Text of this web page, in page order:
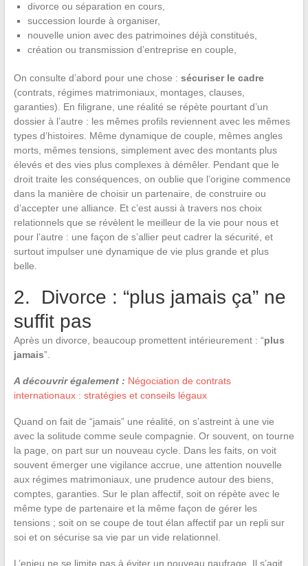
divorce ou séparation en cours,
succession lourde à organiser,
nouvelle union avec des patrimoines déjà constitués,
création ou transmission d’entreprise en couple,
On consulte d’abord pour une chose : sécuriser le cadre
(contrats, régimes matrimoniaux, montages, clauses,
garanties). En filigrane, une réalité se répète pourtant d’un
dossier à l’autre : les mêmes profils reviennent avec les mêmes
types d’histoires. Même dynamique de couple, mêmes angles
morts, mêmes tensions, simplement avec des montants plus
élevés et des vies plus complexes à démêler. Pendant que le
droit traite les conséquences, on oublie que l’origine commence
dans la manière de choisir un partenaire, de construire ou
d’accepter une alliance. Et c’est aussi à travers nos choix
relationnels que se révèlent le meilleur de la vie pour nous et
pour l’autre : une façon de s’allier peut cadrer la sécurité, et
surtout impulser une dynamique de vie plus grande et plus
belle.
2. Divorce : “plus jamais ça” ne
suffit pas
Après un divorce, beaucoup promettent intérieurement : “plus
jamais”.
A découvrir également : Négociation de contrats
internationaux : stratégies et conseils légaux
Quand on fait de “jamais” une réalité, on s’astreint à une vie
avec la solitude comme seule compagnie. Or souvent, on tourne
la page, on part sur un nouveau cycle. Dans les faits, on voit
souvent émerger une vigilance accrue, une attention nouvelle
aux régimes matrimoniaux, une prudence autour des biens,
comptes, garanties. Sur le plan affectif, soit on répète avec le
même type de partenaire et la même façon de gérer les
tensions ; soit on se coupe de tout élan affectif par un repli sur
soi et on sécurise sa vie par un vide relationnel.
L’enjeu ne se limite pas à éviter un nouveau naufrage. Il s’agit